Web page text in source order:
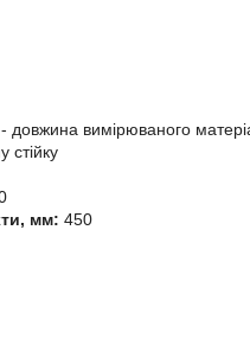
довжина вимірюваного
стійку
мм: 450